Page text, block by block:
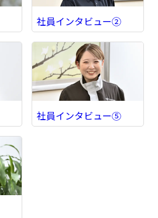
社員インタビュー②
社員インタビュー⑤